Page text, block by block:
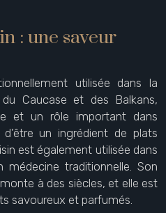
: une saveur
utilisée dans la
Caucase et des Balkans,
et un rôle important dans
un ingrédient de plats
est également utilisée dans
traditionnelle. Son
à des siècles, et elle est
savoureux et parfumés.